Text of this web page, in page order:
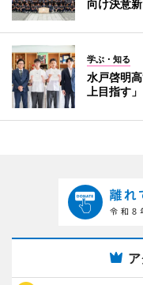
向け決意
学ぶ・知る
水戸啓明
上目指す